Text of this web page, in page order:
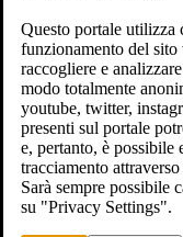
Questo portale utilizza
funzionamento del sito
raccogliere e
modo totalmente
youtube, twitter,
presenti sul portale
e, pertanto, è possibile
tracciamento
Sarà sempre possibile
su "Privacy Settings".